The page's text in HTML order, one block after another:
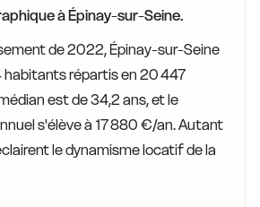
à Épinay-sur-Seine.
de 2022, Épinay-sur-Seine
habitants répartis en 20 447
est de 34,2 ans, et le
s'élève à 17 880 €/an. Autant
le dynamisme locatif de la